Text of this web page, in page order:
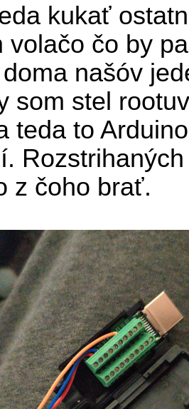
kukať
volačo čo by
našóv
som stel
teda to
z čoho brať.